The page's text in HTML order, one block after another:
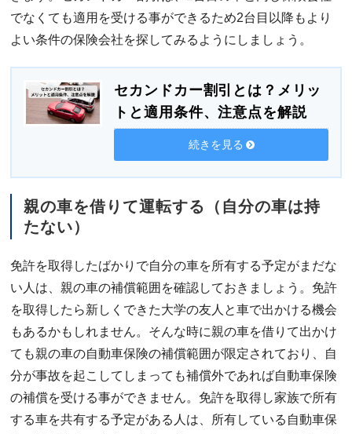
でなくても適用を受ける事ができるため2台目以降もより
よい条件の保険会社を探してみるようにしましょう。
セカンドカー割引とは？メリッ
トと適用条件、注意点を解説
続きを見る
親の車を借りて運転する（自分の車は持
たない）
免許を取得したばかりで自分の車を所有する予定がまだな
い人は、親の車の補償範囲を確認しておきましょう。免許
を取得したら新しくできた大学の友人と車で出かける機会
もあるかもしれません。そんな時に親の車を借りて出かけ
ても親の車の自動車保険の補償範囲が限定されており、自
分が事故を起こしてしまっても補償外であれば自動車保険
の補償を受ける事ができません。免許を取得し家族で所有
する車を共有する予定がある人は、所有している自動車保